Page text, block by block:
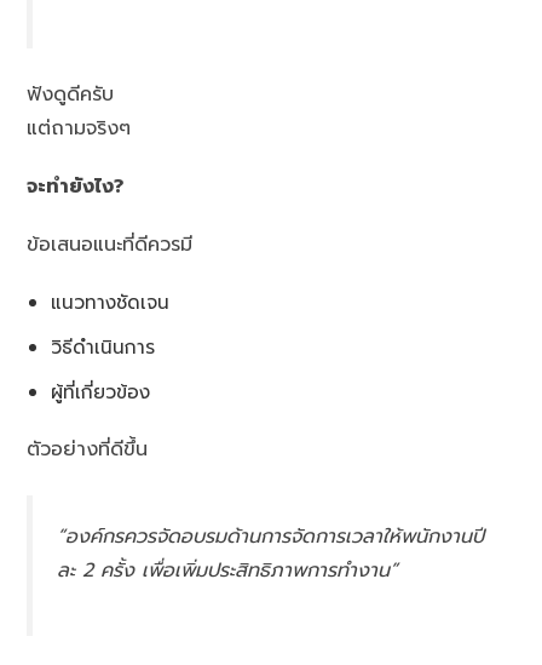
ฟังดูดีครับ
แต่ถามจริงๆ
จะทำยังไง?
ข้อเสนอแนะที่ดีควรมี
แนวทางชัดเจน
วิธีดำเนินการ
ผู้ที่เกี่ยวข้อง
ตัวอย่างที่ดีขึ้น
“องค์กรควรจัดอบรมด้านการจัดการเวลาให้พนักงานปี
ละ 2 ครั้ง เพื่อเพิ่มประสิทธิภาพการทำงาน”